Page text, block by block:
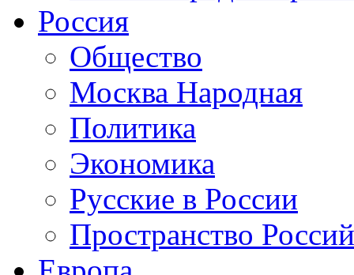
Россия
Общество
Москва Народная
Политика
Экономика
Русские в России
Пространство